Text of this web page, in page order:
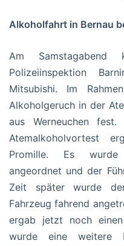
Alkoholfahrt in Bernau
Am Samstagabend
Polizeiinspektion
Mitsubishi. Im
Alkoholgeruch in der
aus Werneuchen
Atemalkoholvortest
Promille. Es wurde
angeordnet und der
Zeit später wurde
Fahrzeug fahrend
ergab jetzt noch
wurde eine weitere